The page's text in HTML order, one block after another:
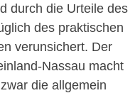
durch die Urteile des
des praktischen
verunsichert. Der
Nassau macht
die allgemein